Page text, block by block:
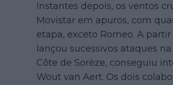
Instantes depois, os ventos
Movistar em apuros, com
etapa, exceto Romeo. A
lançou sucessivos ataques
Côte de Sorèze, conseguiu
Wout van Aert. Os dois